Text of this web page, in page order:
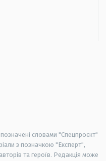
позначені словами "Спецпроєкт"
з позначкою "Експерт",
та героїв. Редакція може